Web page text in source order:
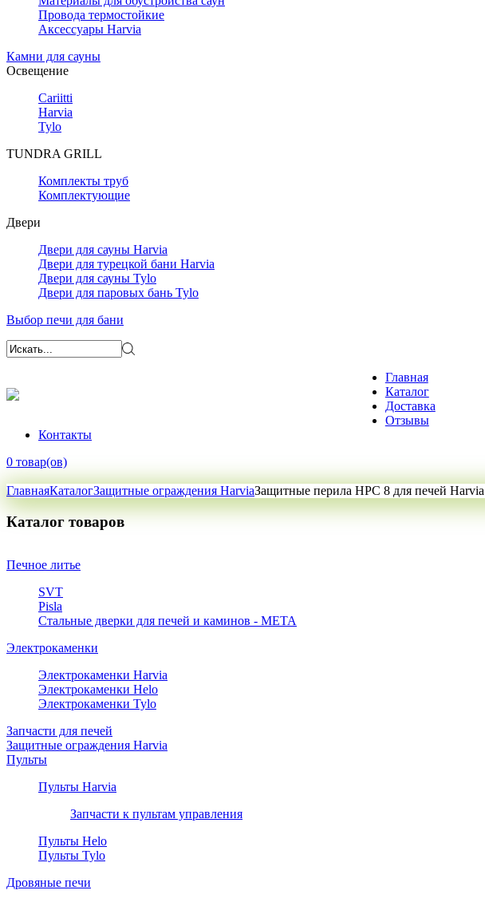
Провода термостойкие
Аксессуары Harvia
Камни для сауны
Освещение
Cariitti
Harvia
Tylo
TUNDRA GRILL
Комплекты труб
Комплектующие
Двери
Двери для сауны Harvia
Двери для турецкой бани Harvia
Двери для сауны Tylo
Двери для паровых бань Tylo
Выбор печи для бани
Главная
Каталог
Доставка
Отзывы
Контакты
0 товар(ов)
ГлавнаяКаталогЗащитные ограждения HarviaЗащитные перила HPC 8 для печей
Каталог товаров
Печное литье
SVT
Pisla
Стальные дверки для печей и каминов - META
Электрокаменки
Электрокаменки Harvia
Электрокаменки Helo
Электрокаменки Tylo
Запчасти для печей
Защитные ограждения Harvia
Пульты
Пульты Harvia
Запчасти к пультам управления
Пульты Helo
Пульты Tylo
Дровяные печи